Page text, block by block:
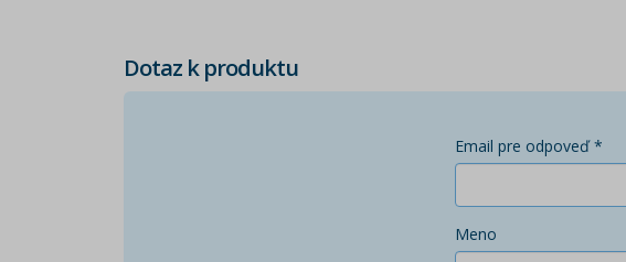
Dotaz k produktu
Email pre odpoveď *
Meno